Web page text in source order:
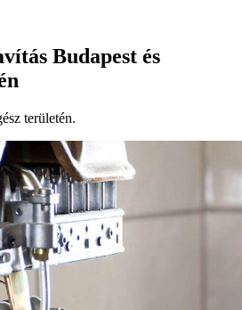
Budapest és
területén.